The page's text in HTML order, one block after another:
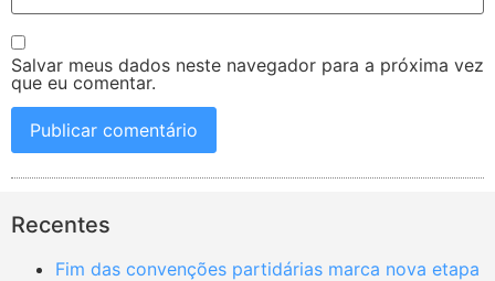
Salvar meus dados neste navegador para a próxima vez
que eu comentar.
Recentes
Fim das convenções partidárias marca nova etapa